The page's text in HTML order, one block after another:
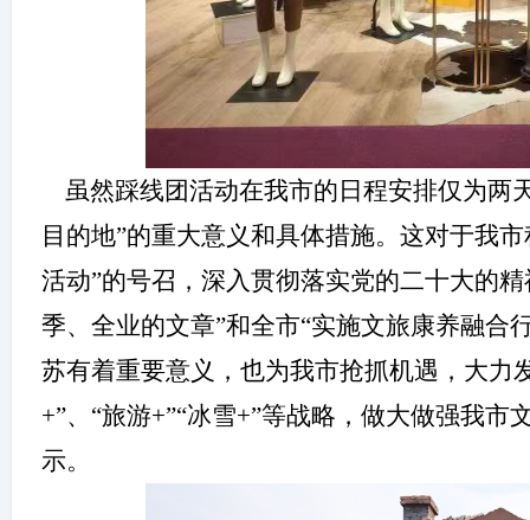
虽然踩线团活动在我市的日程安排仅为两
目的地”的重大意义和具体措施。这对于我
活动”的号召，深入贯彻落实党的二十大的
季、全业的文章”和全市“实施文旅康养融合
苏有着重要意义，也为我市抢抓机遇，大力
+”、“旅游+”“冰雪+”等战略，做大做强我
示。